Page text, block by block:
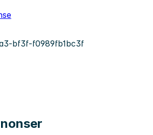
bf3f-f0989fb1bc3f